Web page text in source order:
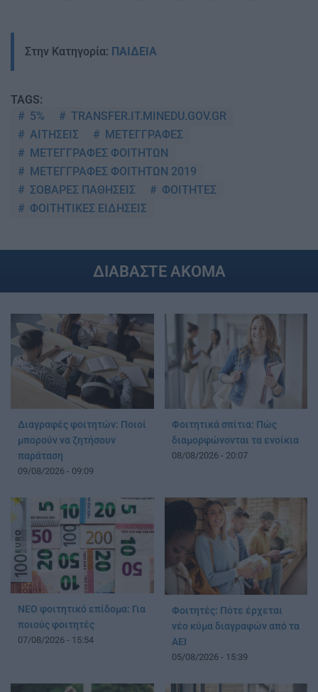
Στην Κατηγορία: ΠΑΙΔΕΙΑ
TAGS:
5%
TRANSFER.IT.MINEDU.GOV.GR
ΑΙΤΗΣΕΙΣ
ΜΕΤΕΓΓΡΑΦΕΣ
ΜΕΤΕΓΓΡΑΦΕΣ ΦΟΙΤΗΤΩΝ
ΜΕΤΕΓΓΡΑΦΕΣ ΦΟΙΤΗΤΩΝ 2019
ΣΟΒΑΡΕΣ ΠΑΘΗΣΕΙΣ
ΦΟΙΤΗΤΕΣ
ΦΟΙΤΗΤΙΚΕΣ ΕΙΔΗΣΕΙΣ
ΔΙΑΒΑΣΤΕ ΑΚΟΜΑ
Διαγραφές φοιτητών: Ποιοί
μπορούν να ζητήσουν
παράταση
09/08/2026 - 09:09
Φοιτητικά σπίτια: Πώς
διαμορφώνονται τα ενοίκια
08/08/2026 - 20:07
ΝΕΟ φοιτητικό επίδομα: Για
ποιούς φοιτητές
07/08/2026 - 15:54
Φοιτητές: Πότε έρχεται
νέο κύμα διαγραφών από τα
ΑΕΙ
05/08/2026 - 15:39